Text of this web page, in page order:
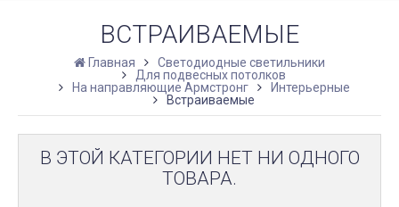
ВСТРАИВАЕМЫЕ
Главная
Светодиодные светильники
Для подвесных потолков
На направляющие Армстронг
Интерьерные
Встраиваемые
В ЭТОЙ КАТЕГОРИИ НЕТ НИ ОДНОГО
ТОВАРА.